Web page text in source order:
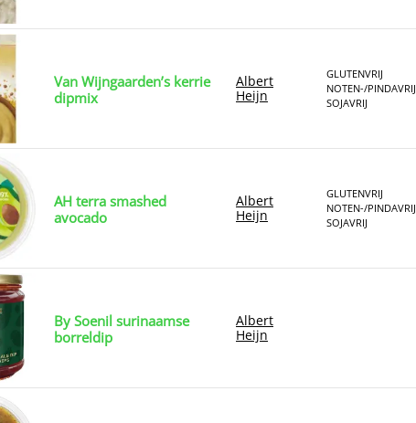
Van Wijngaarden’s kerrie
dipmix
Albert
Heijn
GLUTENVRIJ
NOTEN-/PINDAVRIJ
SOJAVRIJ
AH terra smashed
avocado
Albert
Heijn
GLUTENVRIJ
NOTEN-/PINDAVRIJ
SOJAVRIJ
By Soenil surinaamse
borreldip
Albert
Heijn